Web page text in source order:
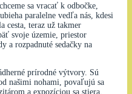
sa vracať k odbočke,
paralelne vedľa nás, kdesi
cesta, teraz už takmer
svoje územie, priestor
a rozpadnuté sedačky na
prírodné výtvory. Sú
našimi nohami, povaľujú sa
a expozíciou sa stiera,